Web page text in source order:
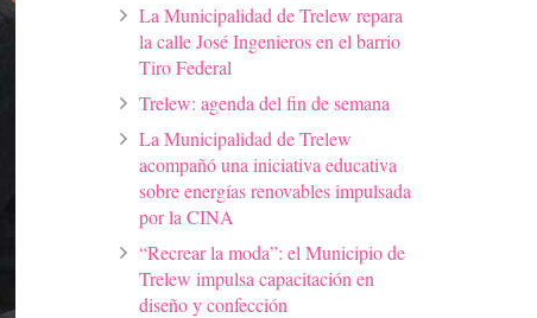
La Municipalidad de Trelew repara
la calle José Ingenieros en el barrio
Tiro Federal
Trelew: agenda del fin de semana
La Municipalidad de Trelew
acompañó una iniciativa educativa
sobre energías renovables impulsada
por la CINA
“Recrear la moda”: el Municipio de
Trelew impulsa capacitación en
diseño y confección